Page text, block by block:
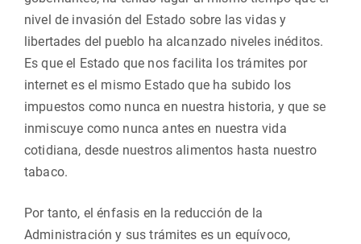
nivel de invasión del Estado sobre las vidas y
libertades del pueblo ha alcanzado niveles inéditos.
Es que el Estado que nos facilita los trámites por
internet es el mismo Estado que ha subido los
impuestos como nunca en nuestra historia, y que se
inmiscuye como nunca antes en nuestra vida
cotidiana, desde nuestros alimentos hasta nuestro
tabaco.
Por tanto, el énfasis en la reducción de la
Administración y sus trámites es un equívoco,